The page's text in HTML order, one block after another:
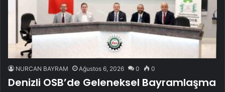
NURCAN BAYRAM Ağustos 6, 2026 0 0
Denizli OSB’de Geleneksel Bayramlaşma